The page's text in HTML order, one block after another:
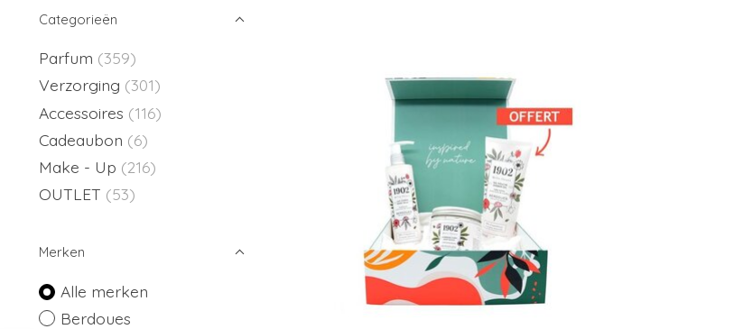
Categorieën
Parfum (359)
Verzorging (301)
Accessoires (116)
Cadeaubon (6)
Make - Up (216)
OUTLET (53)
Merken
Alle merken
Berdoues